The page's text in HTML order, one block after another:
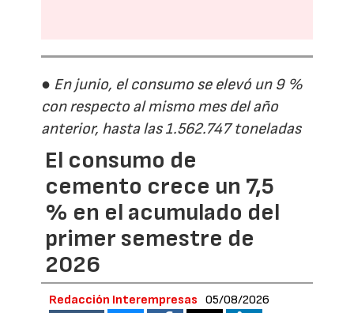
● En junio, el consumo se elevó un 9 %
con respecto al mismo mes del año
anterior, hasta las 1.562.747 toneladas
El consumo de
cemento crece un 7,5
% en el acumulado del
primer semestre de
2026
Redacción Interempresas 05/08/2026